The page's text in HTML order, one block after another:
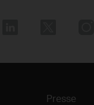
Presse